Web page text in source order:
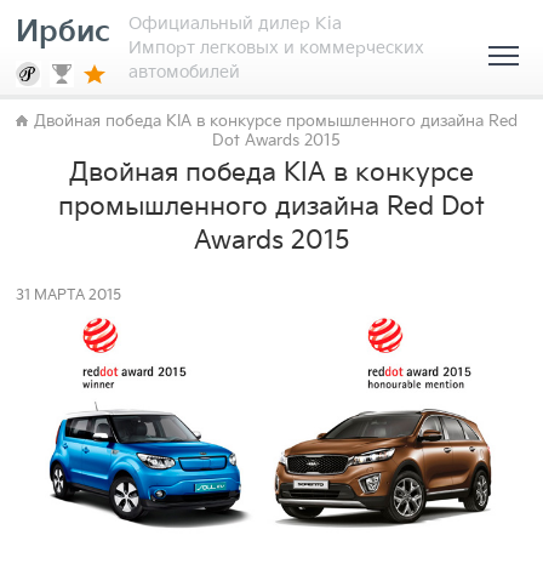
Ирбис
Официальный дилер Kia
Импорт легковых и коммерческих
автомобилей
Двойная победа KIA в конкурсе промышленного дизайна Red
Dot Awards 2015
Двойная победа KIA в конкурсе
промышленного дизайна Red Dot
Awards 2015
31 МАРТА 2015